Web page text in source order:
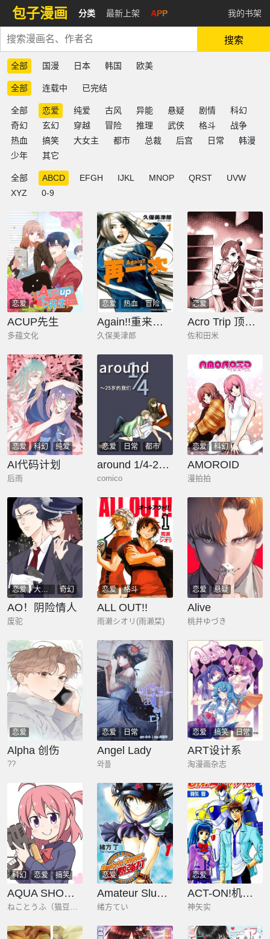
包子漫画 分类 最新上架 APP 我的书架
搜索
全部 国漫 日本 韩国 欧美
全部 连载中 已完结
全部 恋爱 纯爱 古风 异能 悬疑 剧情
科幻
奇幻
玄幻 穿越 冒险 推理 武侠 格斗
战争
热血
搞笑 大女主 都市 总裁 后宫 日常
韩漫
少年
其它
全部 ABCD EFGH IJKL MNOP QRST
UVW
XYZ
0-9
恋爱
ACUP先生
多蕴文化
恋爱 热血 冒险
Again!!重来一次
久保美津郎
恋爱
Acro Trip 顶尖恶路
佐和田米
恋爱 科幻 纯爱
AI代码计划
后雨
恋爱 日常 都市
around 1/4-25岁的我们
comico
恋爱 科幻
AMOROID
漫拍拍
恋爱 大女主 奇幻
AO！阴险情人
废驼
恋爱 格斗
ALL OUT!!
雨濑シオリ(雨濑栞)
恋爱 悬疑
Alive
桃井ゆづき
恋爱
Alpha 创伤
??
恋爱 日常
Angel Lady
와플
恋爱 搞笑 日常
ART设计系
淘漫画杂志
科幻 恋爱 搞笑
AQUA SHOOTERS！水枪少女
ねことうふ（猫豆腐）
恋爱
Amateur Slugger 半熟强打
绪方てい
恋爱
ACT-ON!机器人大战
神矢实